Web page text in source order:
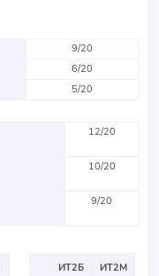
9/20
6/20
5/20
12/20
10/20
9/20
ИТ2Б
ИТ2М